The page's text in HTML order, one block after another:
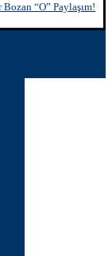
“O” Paylaşım!